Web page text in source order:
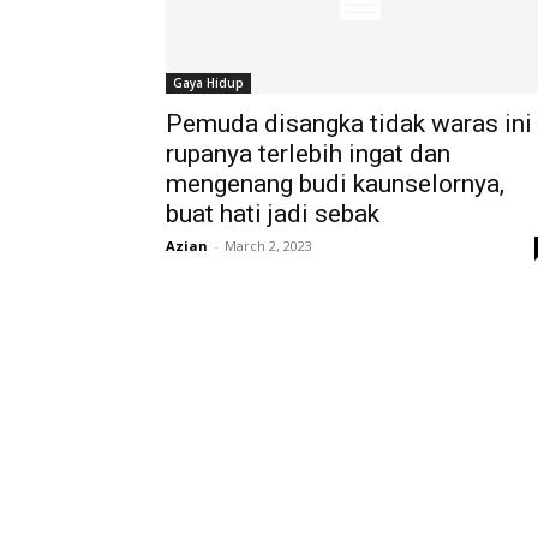
Gaya Hidup
Pemuda disangka tidak waras ini
rupanya terlebih ingat dan
mengenang budi kaunselornya,
buat hati jadi sebak
Azian - March 2, 2023